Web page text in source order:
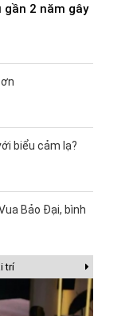
gần 2 năm gây
biểu cảm lạ?
Bảo Đại, bình
trí